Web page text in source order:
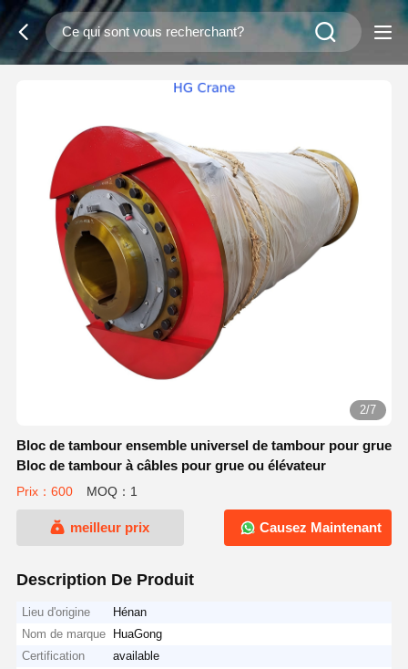
2/7
Bloc de tambour ensemble universel de tambour pour grue
Bloc de tambour à câbles pour grue ou élévateur
Prix：600 MOQ：1
meilleur prix Causez Maintenant
Description De Produit
Lieu d'origine
Hénan
Nom de marque
HuaGong
Certification
available